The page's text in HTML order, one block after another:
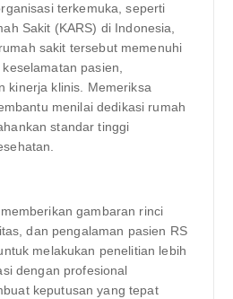
terkemuka, seperti
Sakit (KARS) di Indonesia,
sakit tersebut memenuhi
pasien,
kinerja klinis. Memeriksa
menilai dedikasi rumah
standar tinggi
gambaran rinci
dan pengalaman pasien RS
melakukan penelitian lebih
dengan profesional
keputusan yang tepat